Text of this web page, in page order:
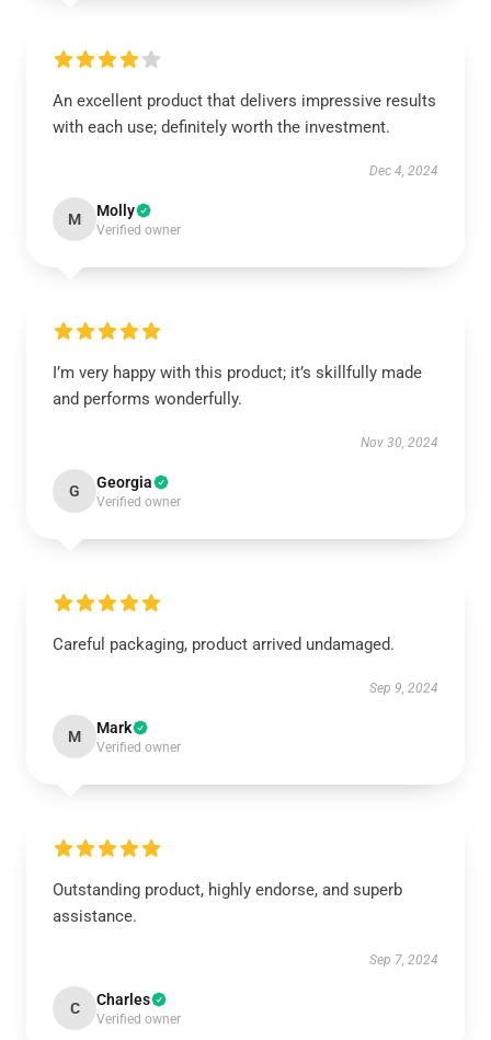
An excellent product that delivers impressive results
with each use; definitely worth the investment.
Dec 4, 2024
M Molly
Verified owner
I’m very happy with this product; it’s skillfully made
and performs wonderfully.
Nov 30, 2024
G Georgia
Verified owner
Careful packaging, product arrived undamaged.
Sep 9, 2024
M Mark
Verified owner
Outstanding product, highly endorse, and superb
assistance.
Sep 7, 2024
C Charles
Verified owner